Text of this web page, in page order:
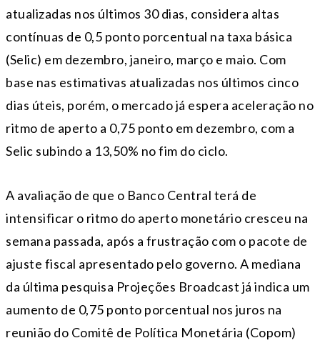
atualizadas nos últimos 30 dias, considera altas
contínuas de 0,5 ponto porcentual na taxa básica
(Selic) em dezembro, janeiro, março e maio. Com
base nas estimativas atualizadas nos últimos cinco
dias úteis, porém, o mercado já espera aceleração no
ritmo de aperto a 0,75 ponto em dezembro, com a
Selic subindo a 13,50% no fim do ciclo.
A avaliação de que o Banco Central terá de
intensificar o ritmo do aperto monetário cresceu na
semana passada, após a frustração com o pacote de
ajuste fiscal apresentado pelo governo. A mediana
da última pesquisa Projeções Broadcast já indica um
aumento de 0,75 ponto porcentual nos juros na
reunião do Comitê de Política Monetária (Copom)